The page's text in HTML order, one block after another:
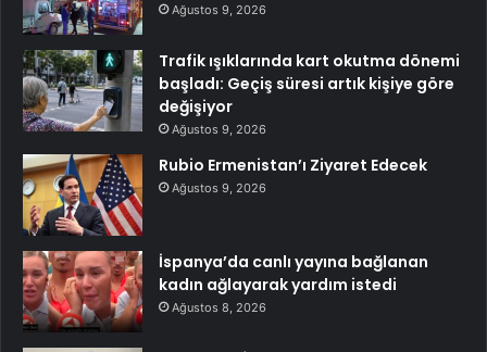
Ağustos 9, 2026
Trafik ışıklarında kart okutma dönemi
başladı: Geçiş süresi artık kişiye göre
değişiyor
Ağustos 9, 2026
Rubio Ermenistan’ı Ziyaret Edecek
Ağustos 9, 2026
İspanya’da canlı yayına bağlanan
kadın ağlayarak yardım istedi
Ağustos 8, 2026